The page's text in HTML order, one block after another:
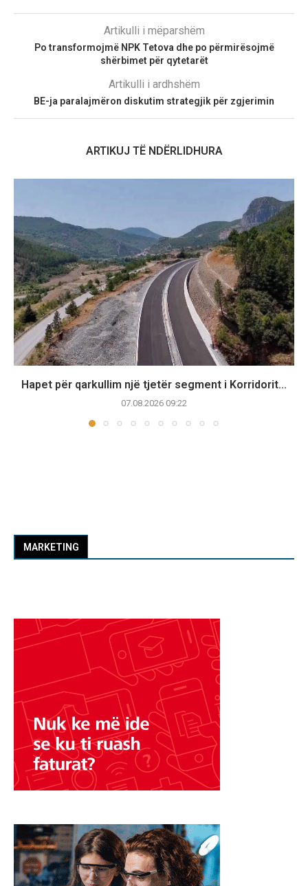
Artikulli i mëparshëm
Po transformojmë NPK Tetova dhe po përmirësojmë
shërbimet për qytetarët
Artikulli i ardhshëm
BE-ja paralajmëron diskutim strategjik për zgjerimin
ARTIKUJ TË NDËRLIDHURA
Hapet për qarkullim një tjetër segment i Korridorit...
07.08.2026 09:22
MARKETING